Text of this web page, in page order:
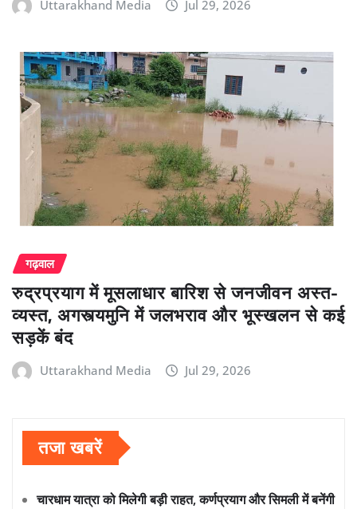
Uttarakhand Media Jul 29, 2026
गढ़वाल
रुद्रप्रयाग में मूसलाधार बारिश से जनजीवन अस्त-
व्यस्त, अगस्त्यमुनि में जलभराव और भूस्खलन से कई
सड़कें बंद
Uttarakhand Media Jul 29, 2026
तजा खबरें
चारधाम यात्रा को मिलेगी बड़ी राहत, कर्णप्रयाग और सिमली में बनेंगी